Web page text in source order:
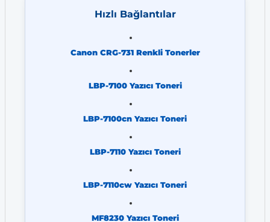
Hızlı Bağlantılar
Canon CRG-731 Renkli Tonerler
LBP-7100 Yazıcı Toneri
LBP-7100cn Yazıcı Toneri
LBP-7110 Yazıcı Toneri
LBP-7110cw Yazıcı Toneri
MF8230 Yazıcı Toneri